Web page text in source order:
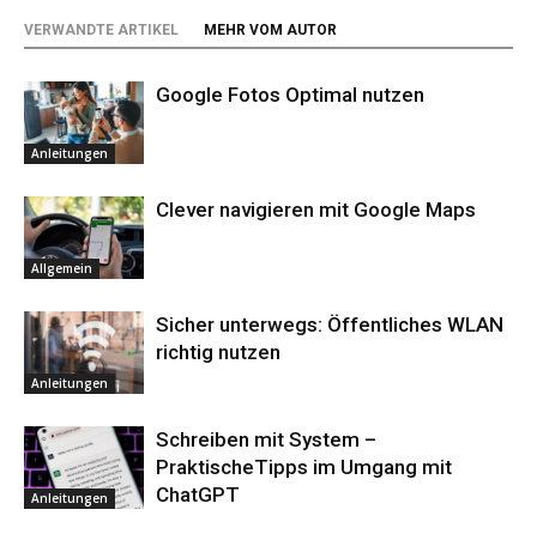
VERWANDTE ARTIKEL MEHR VOM AUTOR
Anleitungen
Google Fotos Optimal nutzen
Allgemein
Clever navigieren mit Google Maps
Anleitungen
Sicher unterwegs: Öffentliches WLAN
richtig nutzen
Anleitungen
Schreiben mit System –
PraktischeTipps im Umgang mit
ChatGPT